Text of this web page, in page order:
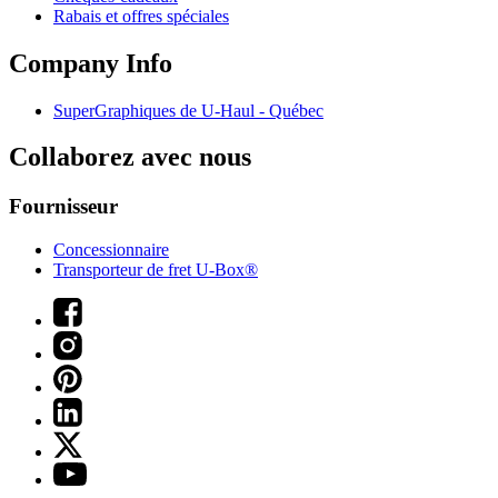
Rabais et offres spéciales
Company Info
SuperGraphiques de U-Haul - Québec
Collaborez avec nous
Fournisseur
Concessionnaire
Transporteur de fret U-Box®